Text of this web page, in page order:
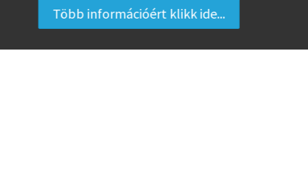
Regisztrálok egy ingyenes weboldalt ...